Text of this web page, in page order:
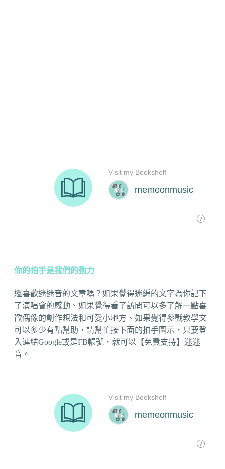
你的拍手是我們的動力
還喜歡迷迷音的文章嗎？如果覺得迷編的文字為你記下
了演唱會的感動、如果覺得看了訪問可以多了解一點喜
歡偶像的創作想法和可愛小地方、如果覺得參戰教學文
可以多少有點幫助，請幫忙按下面的拍手圖示，只要登
入連結Google或是FB帳號，就可以【免費支持】迷迷
音。